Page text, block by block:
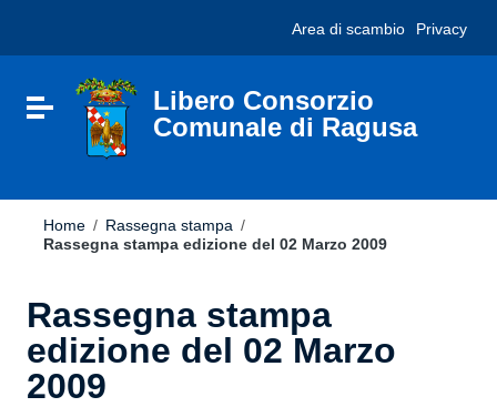
sito
include
Vai al footer
Area di scambio Privacy
Attiva / disattiva la navigazione
Libero Consorzio
Comunale di Ragusa
Home / Rassegna stampa /
Rassegna stampa edizione del 02 Marzo 2009
Rassegna stampa
edizione del 02 Marzo
2009